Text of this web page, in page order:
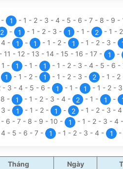
- 1 - 1 - 2 - 3 - 4 - 5 - 6 - 7 - 8 - 9 -
2 - 1 - 1 - 2 - 3 - 1 - 1 - 2 - 1 - 2
4 - 1 - 1 - 1 - 2 - 1 - 1 - 2 - 3 -
- 11 - 12 - 13 - 14 - 15 - 16 - 17 - 1 -
1 - 1 - 1 - 1 - 1 - 2 - 3 - 4 - 5 - 6 -
1 - 1 - 2 - 1 - 1 - 2 - 3 - 2 - 1 - 2
- 3 - 4 - 5 - 6 - 1 - 1 - 1 - 1 - 2 - 3
8 - 1 - 1 - 2 - 3 - 4 - 2 - 1 - 1 -
3 - 1 - 1 - 2 - 1 - 2 - 1 - 2 - 3 - 4
- 6 - 7 - 8 - 9 - 10 - 1 - 1 - 2 - 3 - 4 -
4 - 5 - 6 - 7 - 1 - 1 - 2 - 3 - 4 - 1 -
Tháng
Ngày